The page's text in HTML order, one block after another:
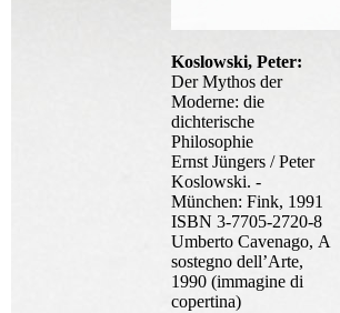
Koslowski, Peter:
Der Mythos der
Moderne: die
dichterische
Philosophie
Ernst Jüngers / Peter
Koslowski. -
München: Fink, 1991
ISBN 3-7705-2720-8
Umberto Cavenago, A
sostegno dell’Arte,
1990 (immagine di
copertina)